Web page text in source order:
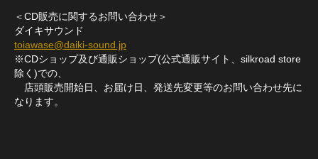
＜CD販売に関するお問い合わせ＞
ダイキサウンド
toiawase@daiki-sound.jp
※CDショップ及び通販ショップ(公式通販サイト、silkroad store
除く)での、
店頭販売開始日、お届け日、発送先変更等のお問い合わせ先に
なります。